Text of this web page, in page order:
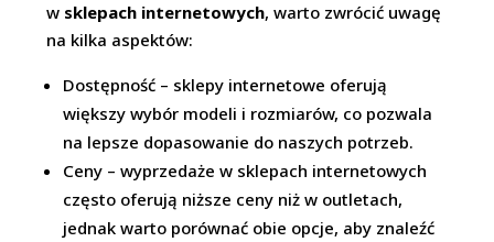
w sklepach internetowych, warto zwrócić uwagę
na kilka aspektów:
Dostępność – sklepy internetowe oferują
większy wybór modeli i rozmiarów, co pozwala
na lepsze dopasowanie do naszych potrzeb.
Ceny – wyprzedaże w sklepach internetowych
często oferują niższe ceny niż w outletach,
jednak warto porównać obie opcje, aby znaleźć